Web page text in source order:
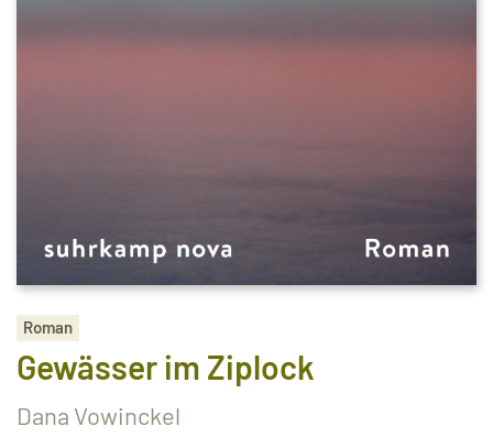
Roman
Gewässer im Ziplock
Dana Vowinckel